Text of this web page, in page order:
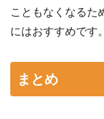
こともなくなるた
にはおすすめです。
まとめ